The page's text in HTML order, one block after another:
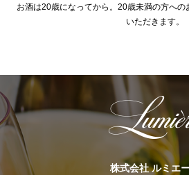
お酒は20歳になってから。20歳未満の方への
いただきます。
株式会社 ルミエ